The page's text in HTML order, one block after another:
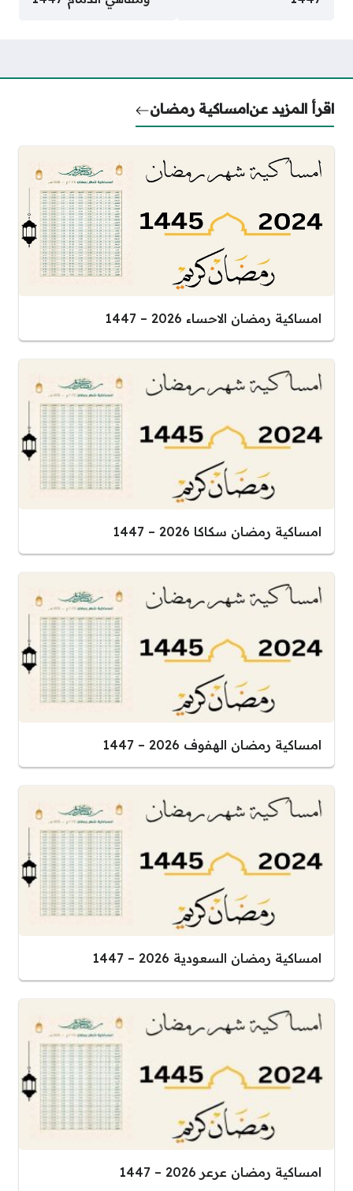
اقرأ المزيد عنامساكية رمضان
امساكية رمضان الاحساء 2026 – 1447
امساكية رمضان سكاكا 2026 – 1447
امساكية رمضان الهفوف 2026 – 1447
امساكية رمضان السعودية 2026 – 1447
امساكية رمضان عرعر 2026 – 1447